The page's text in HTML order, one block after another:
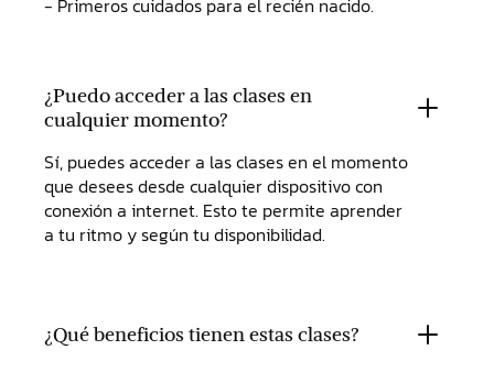
- Primeros cuidados para el recién nacido.
¿Puedo acceder a las clases en
cualquier momento?
Sí, puedes acceder a las clases en el momento
que desees desde cualquier dispositivo con
conexión a internet. Esto te permite aprender
a tu ritmo y según tu disponibilidad.
¿Qué beneficios tienen estas clases?